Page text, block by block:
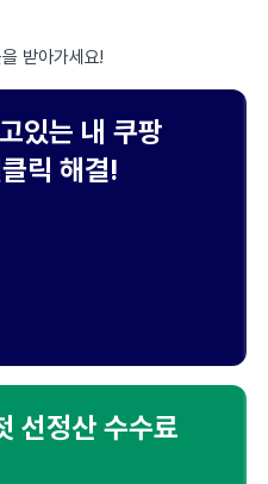
받아가세요!
있는 내 쿠팡
릭 해결!
선정산 수수료